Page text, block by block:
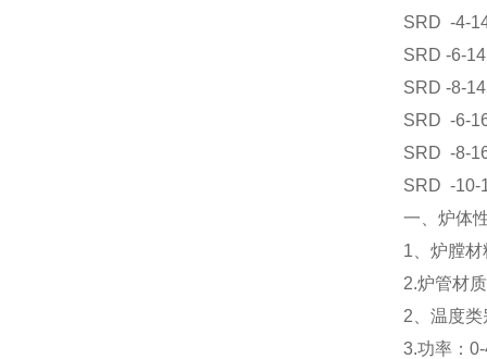
SRD -4-
SRD-6-
SRD-8-
SRD -6-
SRD -8-
SRD -10-
一、炉体
1、炉膛
2.炉管材
2、温度
3.功率：